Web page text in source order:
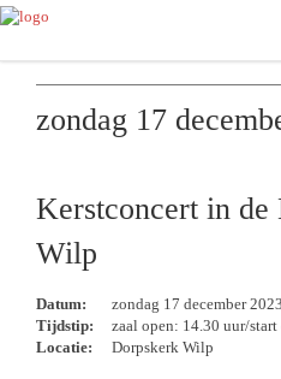
zondag 17
Kerstconcert in de
Wilp
Datum:
zondag 17 december 2023
Tijdstip:
zaal open: 14.30 uur/
Locatie:
Dorpskerk Wilp